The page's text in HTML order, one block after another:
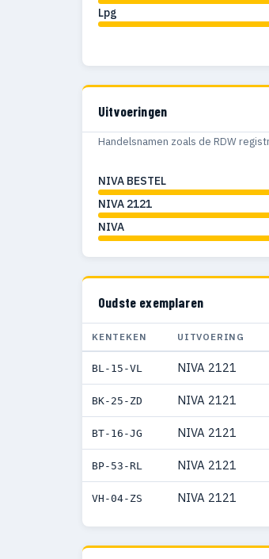
Lpg
Uitvoeringen
Handelsnamen zoals de RDW
NIVA BESTEL
NIVA 2121
NIVA
Oudste exemplaren
KENTEKEN UITVOERING
BL-15-VL NIVA 2121
BK-25-ZD NIVA 2121
BT-16-JG NIVA 2121
BP-53-RL NIVA 2121
VH-04-ZS NIVA 2121